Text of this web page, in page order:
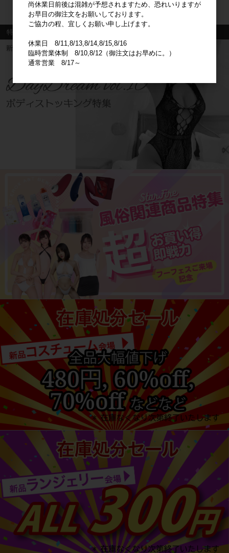
検索
特集
尚休業日前後は混雑が予想されますため、恐れいりますが
お早目の御注文をお願いしております。
ご協力の程、宜しくお願い申し上げます。
休業日 8/11,8/13,8/14,8/15,8/16
臨時営業体制 8/10,8/12（御注文はお早めに。）
通常営業 8/17～